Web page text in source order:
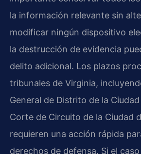
la información relevante sin
modificar ningún dispositivo
la destrucción de evidencia
delito adicional. Los plazos
tribunales de Virginia,
General de Distrito de la
Corte de Circuito de la Ciudad
requieren una acción rápida
derechos de defensa. Si el